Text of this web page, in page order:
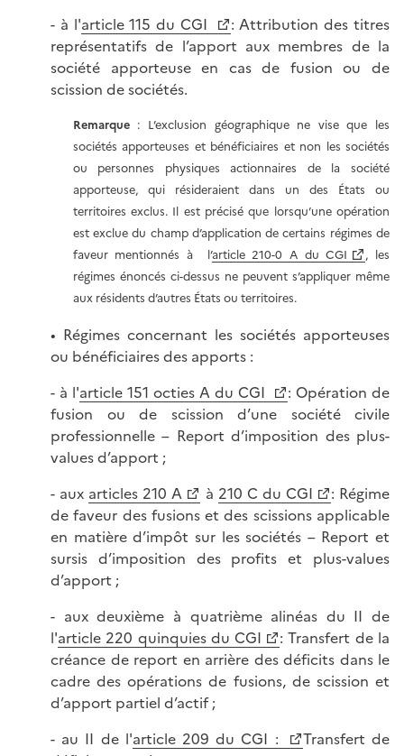
- à l'article 115 du CGI
: Attribution des titres
représentatifs de l’apport aux membres de la
société apporteuse en cas de fusion ou de
scission de sociétés.
Remarque : L’exclusion géographique ne vise que les
sociétés apporteuses et bénéficiaires et non les sociétés
ou personnes physiques actionnaires de la société
apporteuse, qui résideraient dans un des États ou
territoires exclus. Il est précisé que lorsqu’une opération
est exclue du champ d’application de certains régimes de
faveur mentionnés à l’article 210-0 A du CGI
, les
régimes énoncés ci-dessus ne peuvent s’appliquer même
aux résidents d’autres États ou territoires.
• Régimes concernant les sociétés apporteuses
ou bénéficiaires des apports :
- à l'article 151 octies A du CGI
: Opération de
fusion ou de scission d’une société civile
professionnelle – Report d’imposition des plus-
values d’apport ;
- aux articles 210 A à 210 C du CGI
: Régime
de faveur des fusions et des scissions applicable
en matière d’impôt sur les sociétés – Report et
sursis d’imposition des profits et plus-values
d’apport ;
- aux deuxième à quatrième alinéas du II de
l'article 220 quinquies du CGI
: Transfert de la
créance de report en arrière des déficits dans le
cadre des opérations de fusions, de scission et
d’apport partiel d’actif ;
- au II de l'article 209 du CGI :
Transfert de